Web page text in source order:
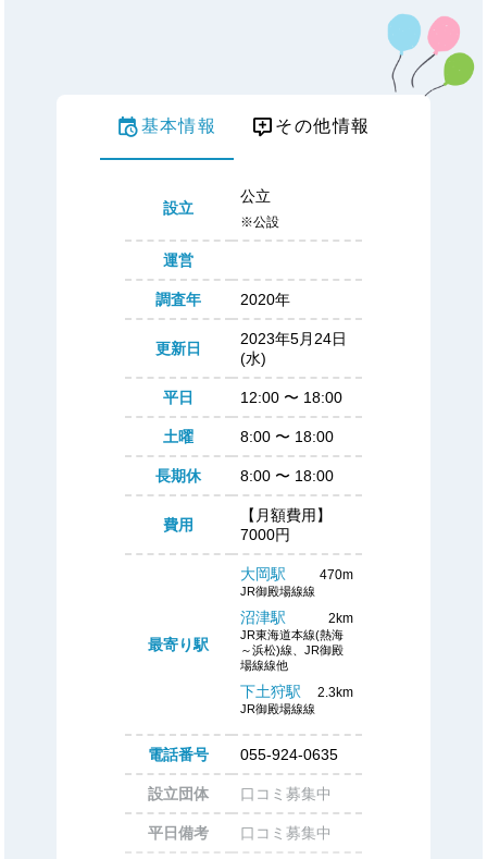
基本情報 その他情報
設立
公立
※公設
運営
調査年 2020年
更新日
2023年5月24日
(水)
平日 12:00 〜 18:00
土曜 8:00 〜 18:00
長期休 8:00 〜 18:00
費用
【月額費用】
7000円
最寄り駅
大岡駅 470m
JR御殿場線線
沼津駅 2km
JR東海道本線(熱海
～浜松)線、JR御殿
場線線他
下土狩駅 2.3km
JR御殿場線線
電話番号 055-924-0635
設立団体 口コミ募集中
平日備考 口コミ募集中